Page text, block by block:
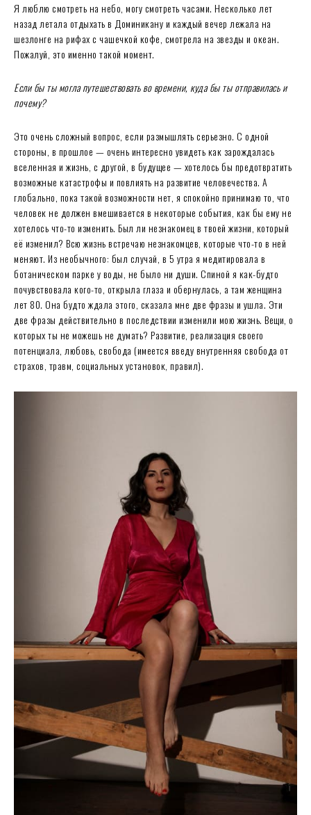
Я люблю смотреть на небо, могу смотреть часами. Несколько лет
назад летала отдыхать в Доминикану и каждый вечер лежала на
шезлонге на рифах с чашечкой кофе, смотрела на звезды и океан.
Пожалуй, это именно такой момент.
Если бы ты могла путешествовать во времени, куда бы ты отправилась и
почему?
Это очень сложный вопрос, если размышлять серьезно. С одной
стороны, в прошлое — очень интересно увидеть как зарождалась
вселенная и жизнь, с другой, в будущее — хотелось бы предотвратить
возможные катастрофы и повлиять на развитие человечества. А
глобально, пока такой возможности нет, я спокойно принимаю то, что
человек не должен вмешивается в некоторые события, как бы ему не
хотелось что-то изменить. Был ли незнакомец в твоей жизни, который
её изменил? Всю жизнь встречаю незнакомцев, которые что-то в ней
меняют. Из необычного: был случай, в 5 утра я медитировала в
ботаническом парке у воды, не было ни души. Спиной я как-будто
почувствовала кого-то, открыла глаза и обернулась, а там женщина
лет 80. Она будто ждала этого, сказала мне две фразы и ушла. Эти
две фразы действительно в последствии изменили мою жизнь. Вещи, о
которых ты не можешь не думать? Развитие, реализация своего
потенциала, любовь, свобода (имеется введу внутренняя свобода от
страхов, травм, социальных установок, правил).